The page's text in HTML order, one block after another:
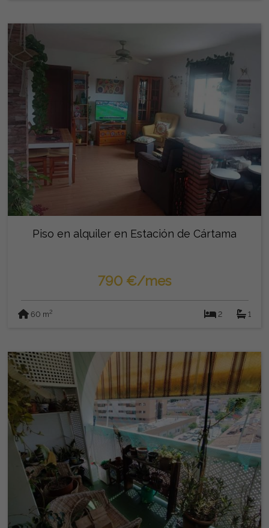
Piso en alquiler en Estación de Cártama
790 €/mes
60 m2 2 1